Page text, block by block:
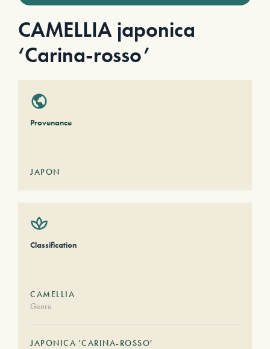
CAMELLIA japonica
‘Carina-rosso’
Provenance
JAPON
Classification
CAMELLIA
Genre
JAPONICA 'CARINA-ROSSO'